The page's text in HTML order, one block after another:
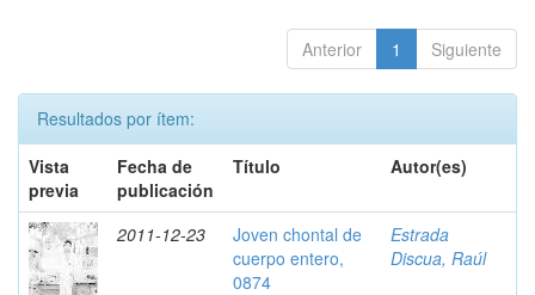
Anterior 1 Siguiente
Resultados por ítem:
Vista
previa
Fecha de
publicación
Título Autor(es)
2011-12-23
Joven chontal de
cuerpo entero,
0874
Estrada
Discua, Raúl